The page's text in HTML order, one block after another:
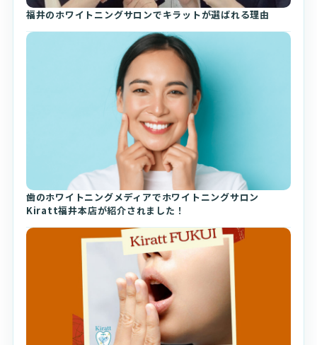
福井のホワイトニングサロンでキラットが選ばれる理由
歯のホワイトニングメディアでホワイトニングサロン
Kiratt福井本店が紹介されました！